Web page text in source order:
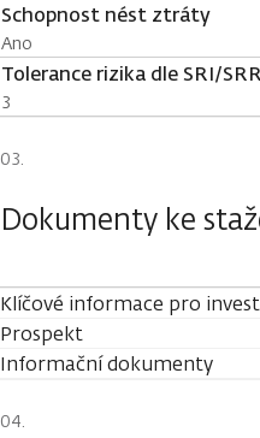
Schopnost nést ztráty
Ano
Tolerance rizika dle SRI/
3
Dokumenty ke
Klíčové informace pro
Prospekt
Informační dokumenty